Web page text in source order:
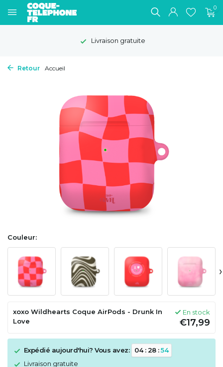
0
Livraison gratuite
Retour Accueil
Couleur:
›
xoxo Wildhearts Coque AirPods - Drunk In
Love
En stock
€17,99
Expédié aujourd'hui? Vous avez: 04:28:54
Livraison gratuite